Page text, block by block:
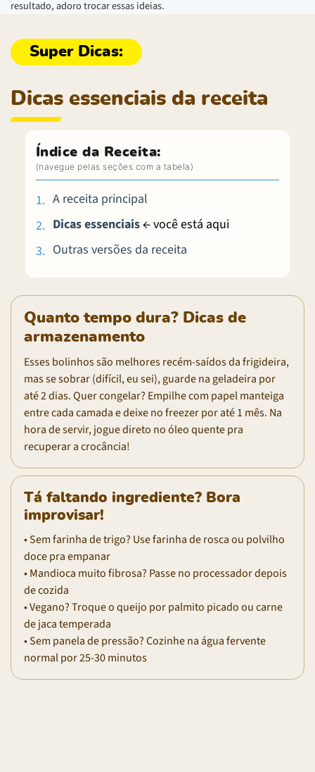
resultado, adoro trocar essas ideias.
Dicas essenciais da receita
Índice da Receita:
A receita principal
Dicas essenciais← você está aqui
Outras versões da receita
Quanto tempo dura? Dicas de
armazenamento
Esses bolinhos são melhores recém-saídos da frigideira,
mas se sobrar (difícil, eu sei), guarde na geladeira por
até 2 dias. Quer congelar? Empilhe com papel manteiga
entre cada camada e deixe no freezer por até 1 mês. Na
hora de servir, jogue direto no óleo quente pra
recuperar a crocância!
Tá faltando ingrediente? Bora
improvisar!
• Sem farinha de trigo? Use farinha de rosca ou polvilho
doce pra empanar
• Mandioca muito fibrosa? Passe no processador depois
de cozida
• Vegano? Troque o queijo por palmito picado ou carne
de jaca temperada
• Sem panela de pressão? Cozinhe na água fervente
normal por 25-30 minutos